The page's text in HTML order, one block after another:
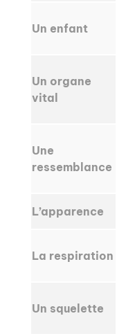
Un enfant
Un organe
vital
Une
ressemblance
L’apparence
La respiration
Un squelette